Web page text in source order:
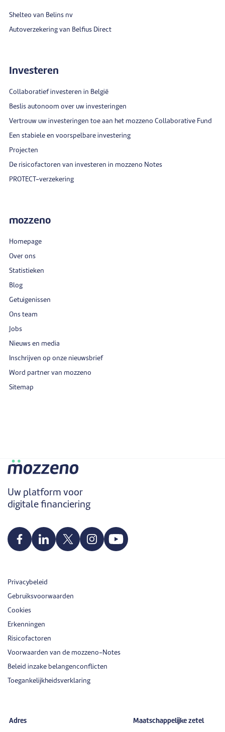
Shelteo van Belins nv
Autoverzekering van Belfius Direct
Investeren
Collaboratief investeren in België
Beslis autonoom over uw investeringen
Vertrouw uw investeringen toe aan het mozzeno Collaborative Fund
Een stabiele en voorspelbare investering
Projecten
De risicofactoren van investeren in mozzeno Notes
PROTECT-verzekering
mozzeno
Homepage
Over ons
Statistieken
Blog
Getuigenissen
Ons team
Jobs
Nieuws en media
Inschrijven op onze nieuwsbrief
Word partner van mozzeno
Sitemap
Uw platform voor
digitale financiering
Privacybeleid
Gebruiksvoorwaarden
Cookies
Erkenningen
Risicofactoren
Voorwaarden van de mozzeno-Notes
Beleid inzake belangenconflicten
Toegankelijkheidsverklaring
Adres Maatschappelijke zetel